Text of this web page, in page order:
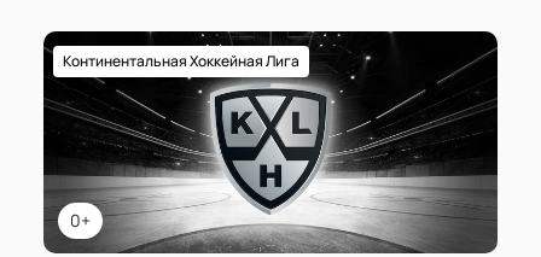
0+
Континентальная Хоккейная Лига